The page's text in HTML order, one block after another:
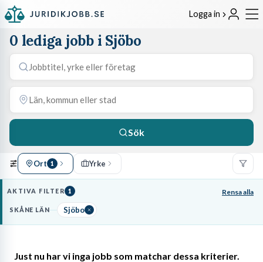
Logga in
0 lediga jobb i Sjöbo
Sök
Ort 1 Yrke
AKTIVA FILTER 1 Rensa alla
SKÅNE LÄN Sjöbo
Just nu har vi inga jobb som matchar dessa kriterier.